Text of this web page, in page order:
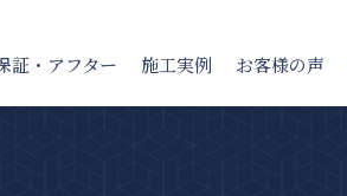
証・アフター 施工実例 お客様の声